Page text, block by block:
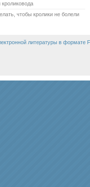
кроликовода
чтобы кролики не болели
литературы в формате